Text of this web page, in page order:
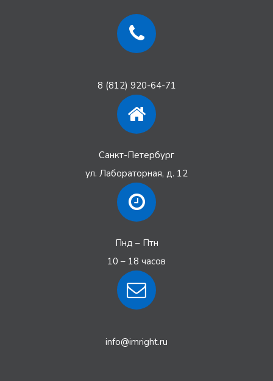
8 (812) 920-64-71
Санкт-Петербург
ул. Лабораторная, д. 12
Пнд – Птн
10 – 18 часов
info@imright.ru